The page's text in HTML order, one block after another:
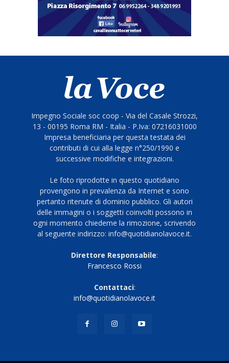
Impegno Sociale soc coop - Via del Casale Strozzi,
13 - 00195 Roma RM - Italia - P.Iva: 07216031000
Impresa beneficiaria per questa testata dei
contributi di cui alla legge n°250/1990 e
successive modifiche e integrazioni.
Le foto riprodotte in questo quotidiano
provengono in prevalenza da Internet e sono
pertanto ritenute di dominio pubblico. Gli autori
delle immagini o i soggetti coinvolti possono in
ogni momento chiederne la rimozione, scrivendo
al seguente indirizzo: info@quotidianolavoce.it.
Direttore Responsabile:
Francesco Rossi
Contattaci:
info@quotidianolavoce.it